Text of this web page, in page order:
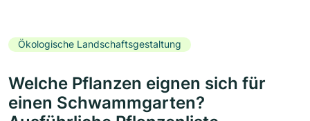
Ökologische Landschaftsgestaltung
Welche Pflanzen eignen sich für
einen Schwammgarten?